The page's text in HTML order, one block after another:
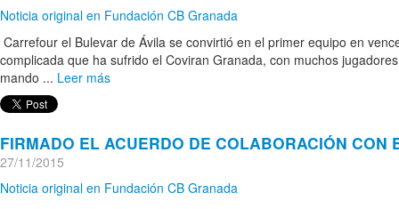
Noticia original en Fundación CB Granada
Carrefour el Bulevar de Ávila se convirtió en el primer equipo en
complicada que ha sufrido el Coviran Granada, con muchos
mando ... Leer más
FIRMADO EL ACUERDO DE COLABORACIÓN CON
27/11/2015
Noticia original en Fundación CB Granada